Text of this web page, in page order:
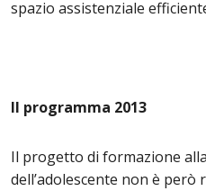
spazio assistenziale
Il programma 2013
Il progetto di formazione
dell’adolescente non è però